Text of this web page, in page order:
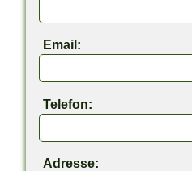
Email:
Telefon:
Adresse: